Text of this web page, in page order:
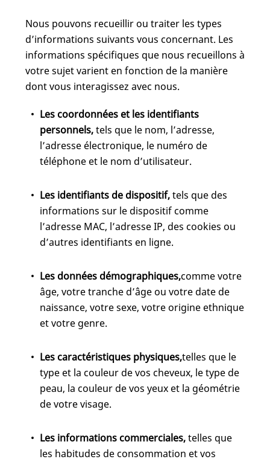
Nous pouvons recueillir ou traiter les types
d’informations suivants vous concernant. Les
informations spécifiques que nous recueillons à
votre sujet varient en fonction de la manière
dont vous interagissez avec nous.
Les coordonnées et les identifiants
personnels,tels que le nom, l’adresse,
l’adresse électronique, le numéro de
téléphone et le nom d’utilisateur.
Les identifiants de dispositif,tels que des
informations sur le dispositif comme
l’adresse MAC, l’adresse IP, des cookies ou
d’autres identifiants en ligne.
Les données démographiques,comme votre
âge, votre tranche d’âge ou votre date de
naissance, votre sexe, votre origine ethnique
et votre genre.
Les caractéristiques physiques,telles que le
type et la couleur de vos cheveux, le type de
peau, la couleur de vos yeux et la géométrie
de votre visage.
Les informations commerciales,telles que
les habitudes de consommation et vos